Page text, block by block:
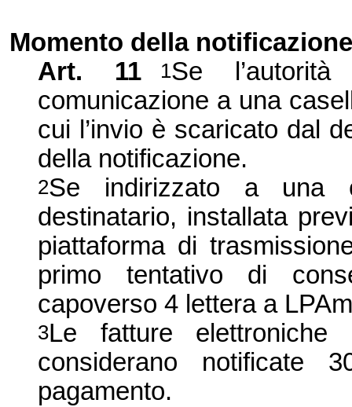
Momento della
Art. 11
1Se
comunicazione a una
cui l’invio è scaricato dal
della notificazione.
2Se indirizzato a una
destinatario, installata
piattaforma di
primo tentativo di
capoverso 4 lettera a
3Le fatture
considerano notificate
pagamento.